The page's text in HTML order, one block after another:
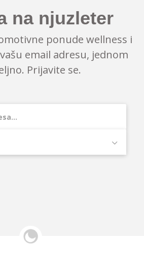
na njuzleter
ponude wellness i
email adresu, jednom
Prijavite se.